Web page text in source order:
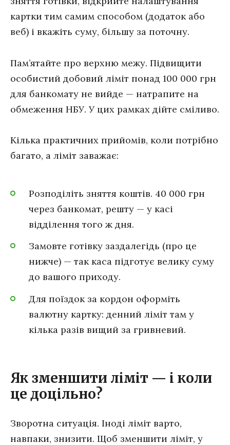
картки тим самим способом (додаток або
веб) і вкажіть суму, більшу за поточну.
Пам’ятайте про верхню межу. Підвищити
особистий добовий ліміт понад 100 000 грн
для банкомату не вийде — натрапите на
обмеження НБУ. У цих рамках дійте сміливо.
Кілька практичних прийомів, коли потрібно
багато, а ліміт заважає:
Розподіліть зняття коштів. 40 000 грн
через банкомат, решту — у касі
відділення того ж дня.
Замовте готівку заздалегідь (про це
нижче) — так каса підготує велику суму
до вашого приходу.
Для поїздок за кордон оформіть
валютну картку: денний ліміт там у
кілька разів вищий за гривневий.
Як зменшити ліміт — і коли
це доцільно?
Зворотна ситуація. Іноді ліміт варто,
навпаки, знизити. Щоб зменшити ліміт, у